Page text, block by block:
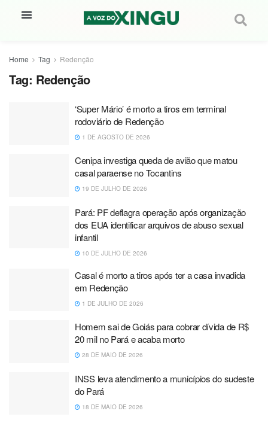
Home Tag Redenção
Tag: Redenção
‘Super Mário’ é morto a tiros em terminal
rodoviário de Redenção
1 DE AGOSTO DE 2026
Cenipa investiga queda de avião que matou
casal paraense no Tocantins
19 DE JULHO DE 2026
Pará: PF deflagra operação após organização
dos EUA identificar arquivos de abuso sexual
infantil
10 DE JULHO DE 2026
Casal é morto a tiros após ter a casa invadida
em Redenção
1 DE JULHO DE 2026
Homem sai de Goiás para cobrar dívida de R$
20 mil no Pará e acaba morto
28 DE MAIO DE 2026
INSS leva atendimento a municípios do sudeste
do Pará
18 DE MAIO DE 2026